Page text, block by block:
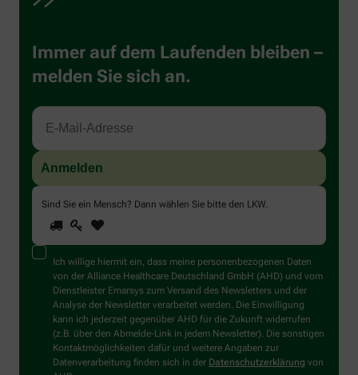
Immer auf dem Laufenden bleiben –
melden Sie sich an.
Sind Sie ein Mensch? Dann wählen Sie bitte den LKW.
Sind
Sie
ein
Mensch?
Dann
wählen
Sie
bitte
den
LKW.
1 2
Ich willige hiermit ein, dass meine personenbezogenen Daten
von der Alliance Healthcare Deutschland GmbH (AHD) und vom
Dienstleister Emarsys zum Versand des Newsletters und der
Analyse der Newsletter verarbeitet werden. Die Einwilligung
kann ich jederzeit gegenüber AHD für die Zukunft widerrufen
(z.B. über den Abmelde-Link in jedem Newsletter). Die sonstigen
Kontaktmöglichkeiten dafür und weitere Angaben zur
Datenverarbeitung finden sich in der Datenschutzerklärung von